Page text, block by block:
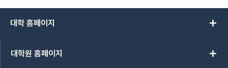
대학 홈페이지 add
대학원 홈페이지 add